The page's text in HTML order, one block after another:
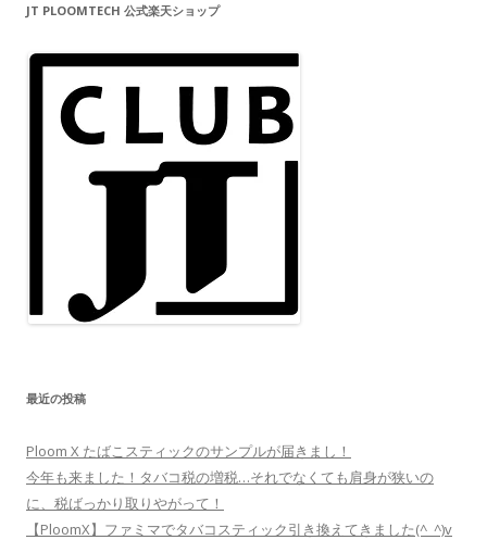
JT PLOOMTECH 公式楽天ショップ
最近の投稿
Ploom X たばこスティックのサンプルが届きまし！
今年も来ました！タバコ税の増税…それでなくても肩身が狭いの
に、税ばっかり取りやがって！
【PloomX】ファミマでタバコスティック引き換えてきました(^_^)v